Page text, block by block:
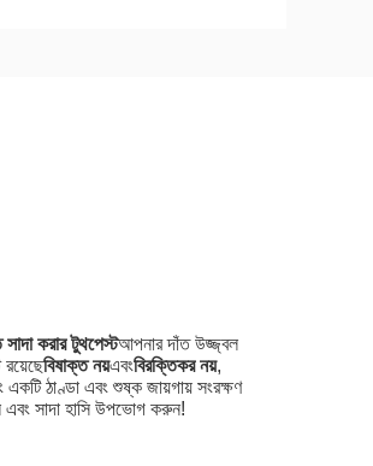
সাদা করার টুথপেস্টআপনার দাঁত উজ্জ্বল
বিষাক্ত নয়এবংবিরক্তিকর নয়,
ঠাণ্ডা এবং শুষ্ক জায়গায় সংরক্ষণ
সাদা হাসি উপভোগ করুন!